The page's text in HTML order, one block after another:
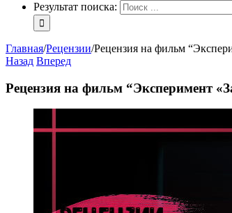
Результат поиска:
Главная/Рецензии/Рецензия на фильм
Назад Вперед
Рецензия на фильм “Эксперимент